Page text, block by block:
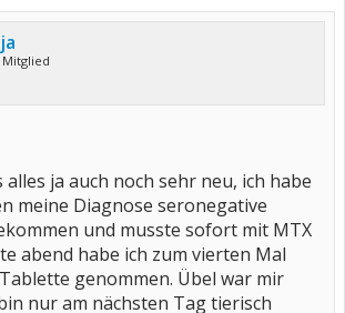
Mitglied
ja auch noch sehr neu, ich habe
meine Diagnose seronegative
und musste sofort mit MTX
abend habe ich zum vierten Mal
genommen. Übel war mir
nur am nächsten Tag tierisch